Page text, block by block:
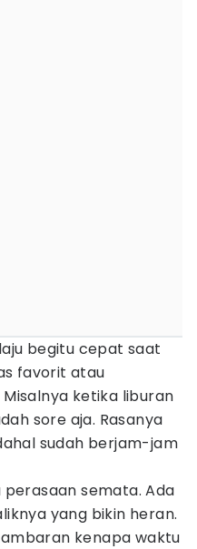
begitu cepat saat
favorit atau
ketika liburan
sore aja. Rasanya
sudah berjam-jam
semata. Ada
yang bikin heran.
kenapa waktu